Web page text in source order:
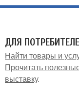
ДЛЯ
Найти товары и
Прочитать
выставку